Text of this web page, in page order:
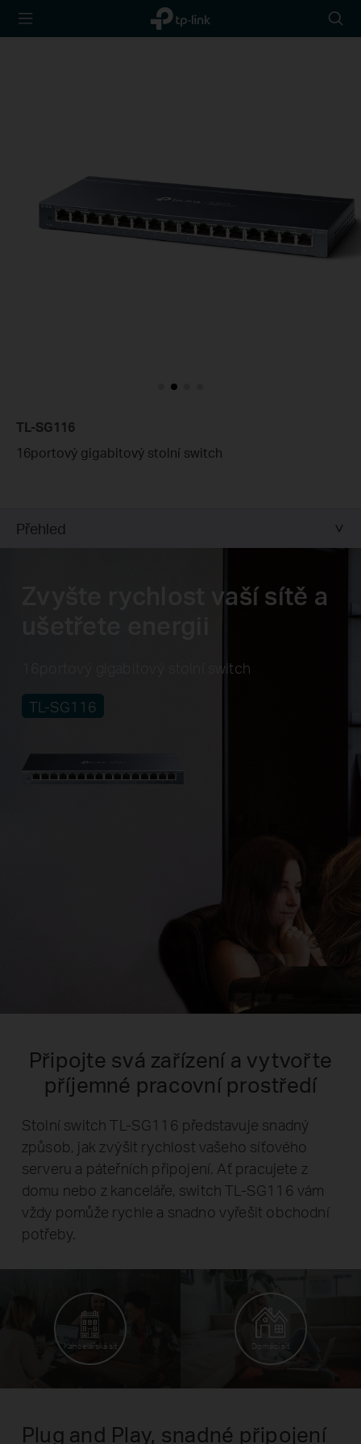
TP-Link,
Reliably
icon
TL-SG116
16portový gigabitový stolní switch
Přehled
Zvyšte rychlost vaší sítě a
16portový gigabitový stolní switch
TL-SG116
Připojte svá zařízení a vytvořte
příjemné pracovní prostředí
Stolní switch TL-SG116 představuje snadný
způsob, jak zvýšit rychlost vašeho síťového
serveru a páteřních připojení. Ať pracujete z
domu nebo z kanceláře, switch TL-SG116 vám
vždy pomůže rychle a snadno vyřešit obchodní
potřeby.
Kancelářská síť Domácí síť
Plug and Play, snadné připojení